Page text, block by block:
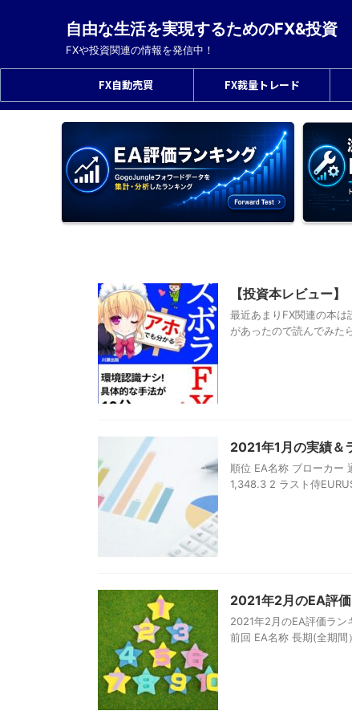
自由な生活を実現するためのFX&投資
FXや投資関連の情報を発信中！
FX自動売買 FX裁量トレード
【投資本レビュー】
最近あまりFX関連の本
があったので読んでみた
2021年1月の実績＆
順位 EA名称 ブローカー
1,348.3 2 ラスト侍
2021年2月のEA評価
2021年2月のEA評価ラ
前回 EA名称 長期(全期